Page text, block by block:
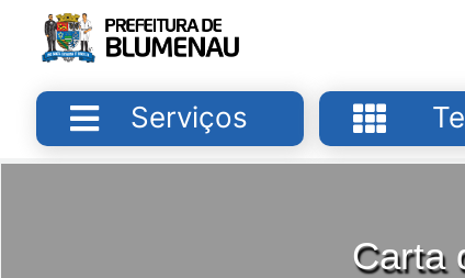
Serviços
Carta